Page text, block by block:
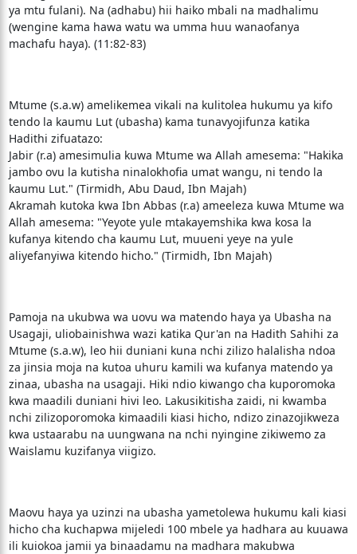
ya mtu fulani). Na (adhabu) hii haiko mbali na madhalimu
(wengine kama hawa watu wa umma huu wanaofanya
machafu haya). (11:82-83)
Mtume (s.a.w) amelikemea vikali na kulitolea hukumu ya kifo
tendo la kaumu Lut (ubasha) kama tunavyojifunza katika
Hadithi zifuatazo:
Jabir (r.a) amesimulia kuwa Mtume wa Allah amesema: "Hakika
jambo ovu la kutisha ninalokhofia umat wangu, ni tendo la
kaumu Lut." (Tirmidh, Abu Daud, Ibn Majah)
Akramah kutoka kwa Ibn Abbas (r.a) ameeleza kuwa Mtume wa
Allah amesema: "Yeyote yule mtakayemshika kwa kosa la
kufanya kitendo cha kaumu Lut, muueni yeye na yule
aliyefanyiwa kitendo hicho." (Tirmidh, Ibn Majah)
Pamoja na ukubwa wa uovu wa matendo haya ya Ubasha na
Usagaji, uliobainishwa wazi katika Qur'an na Hadith Sahihi za
Mtume (s.a.w), leo hii duniani kuna nchi zilizo halalisha ndoa
za jinsia moja na kutoa uhuru kamili wa kufanya matendo ya
zinaa, ubasha na usagaji. Hiki ndio kiwango cha kuporomoka
kwa maadili duniani hivi leo. Lakusikitisha zaidi, ni kwamba
nchi zilizoporomoka kimaadili kiasi hicho, ndizo zinazojikweza
kwa ustaarabu na uungwana na nchi nyingine zikiwemo za
Waislamu kuzifanya viigizo.
Maovu haya ya uzinzi na ubasha yametolewa hukumu kali kiasi
hicho cha kuchapwa mijeledi 100 mbele ya hadhara au kuuawa
ili kuiokoa jamii ya binaadamu na madhara makubwa